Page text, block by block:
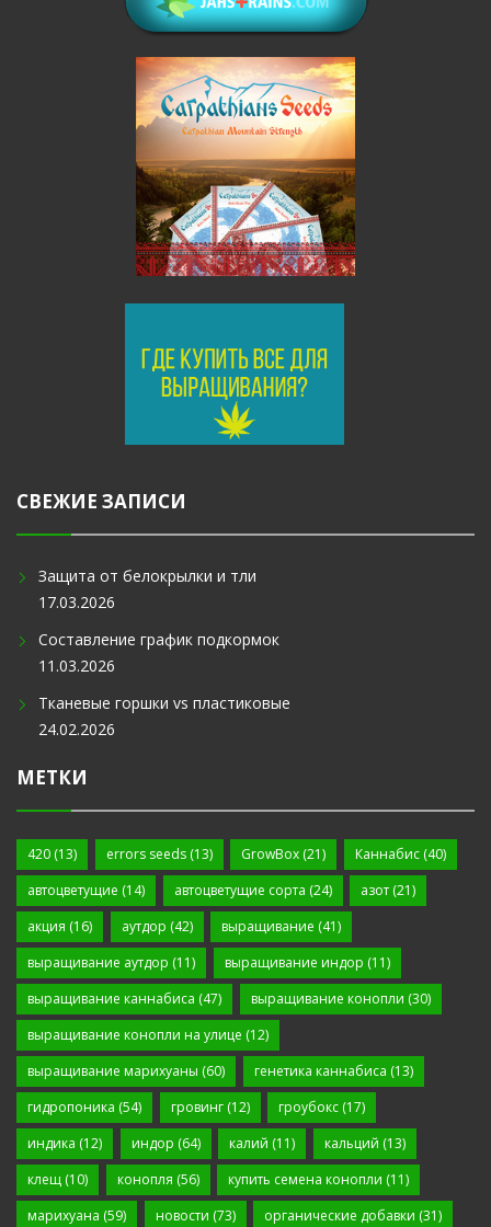
СВЕЖИЕ ЗАПИСИ
Защита от белокрылки и тли
17.03.2026
Составление график подкормок
11.03.2026
Тканевые горшки vs пластиковые
24.02.2026
МЕТКИ
420 (13) errors seeds(13) GrowBox (21) Каннабис(40)
автоцветущие (14) автоцветущие сорта (24) азот (21)
акция (16) аутдор (42) выращивание (41)
выращивание аутдор (11) выращивание индор (11)
выращивание каннабиса (47) выращивание конопли (30)
выращивание конопли на улице (12)
выращивание марихуаны (60) генетика каннабиса (13)
гидропоника (54) гровинг(12) гроубокс (17)
индика (12) индор (64) калий (11) кальций (13)
клещ (10) конопля (56) купить семена конопли (11)
марихуана (59) новости (73) органические добавки (31)